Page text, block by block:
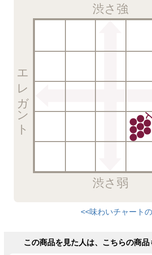
渋さ強
渋さ弱
エレガント
<<味わいチャート
この商品を見た人は、こちらの商